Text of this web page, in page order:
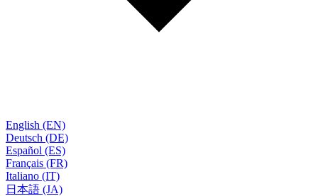
English (EN)
Deutsch (DE)
Español (ES)
Français (FR)
Italiano (IT)
日本語 (JA)